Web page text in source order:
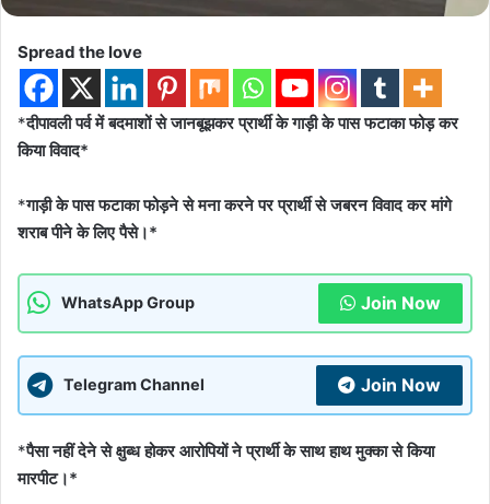
Spread the love
*दीपावली पर्व में बदमाशों से जानबूझकर प्रार्थी के गाड़ी के पास फटाका फोड़ कर
किया विवाद*
*गाड़ी के पास फटाका फोड़ने से मना करने पर प्रार्थी से जबरन विवाद कर मांगे
शराब पीने के लिए पैसे।*
WhatsApp Group Join Now
Telegram Channel Join Now
*पैसा नहीं देने से क्षुब्ध होकर आरोपियों ने प्रार्थी के साथ हाथ मुक्का से किया
मारपीट।*